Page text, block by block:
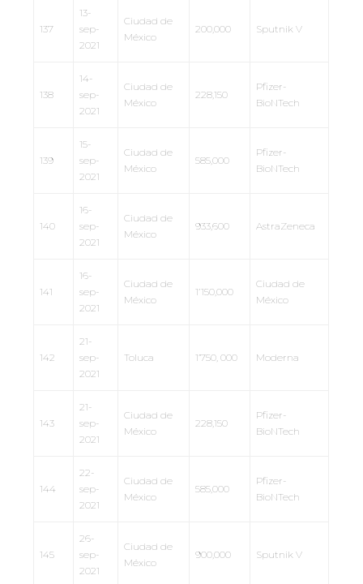
137
13-
sep-
2021
Ciudad de
México
200,000 Sputnik V
138
14-
sep-
2021
Ciudad de
México
228,150
Pfizer-
BioNTech
139
15-
sep-
2021
Ciudad de
México
585,000
Pfizer-
BioNTech
140
16-
sep-
2021
Ciudad de
México
933,600 AstraZeneca
141
16-
sep-
2021
Ciudad de
México
1’150,000
Ciudad de
México
142
21-
sep-
2021
Toluca 1’750, 000 Moderna
143
21-
sep-
2021
Ciudad de
México
228,150
Pfizer-
BioNTech
144
22-
sep-
2021
Ciudad de
México
585,000
Pfizer-
BioNTech
145
26-
sep-
2021
Ciudad de
México
900,000 Sputnik V